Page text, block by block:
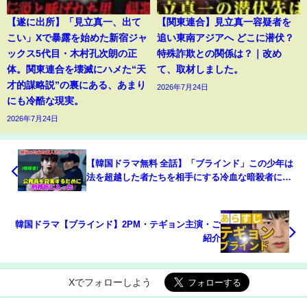
【遂に出所】「見立真一、出て
こい」Xで暴露を始めた新宿ジャ
ックス5代目・木村孔次朗の正
体。関東連合を壊滅にハメた“天
才的謀略説”の裏にある、あまり
にも冷酷な現実。
2026年7月24日
【関東連合】見立真一容疑者を
追い東南アジアへ どこに潜伏？
特殊詐欺との関係は？｜改め
て、取材しました。
2026年7月24日
【韓国ドラマ無料 全話】「ブラインド」この少年は
法を超越した者たちを相手にする冷血な暗殺者にな
韓国ドラマ【ブラインド】2PM・テギョン主演・ご
紹介
Xでフォローしよう